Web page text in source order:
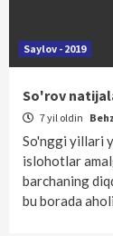
Saylov - 2019
So'rov
7 yil oldin
So'nggi yillari
islohotlar
barchaning
bu borada